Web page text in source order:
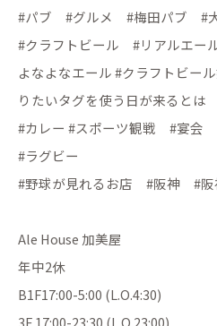
#パブ #グルメ #梅田パブ #
#クラフトビール #リアルエ
よなよなエール #クラフトビー
りたいタグを使う日が来るとは
#カレー #スポーツ観戦 #宴会
#ラグビー
#野球が見れるお店 #阪神 #阪
Ale House 加美屋
年中2休
B1F17:00-5:00 (L.O.4:30)
3F 17:00-23:30 (L.O.23:00)